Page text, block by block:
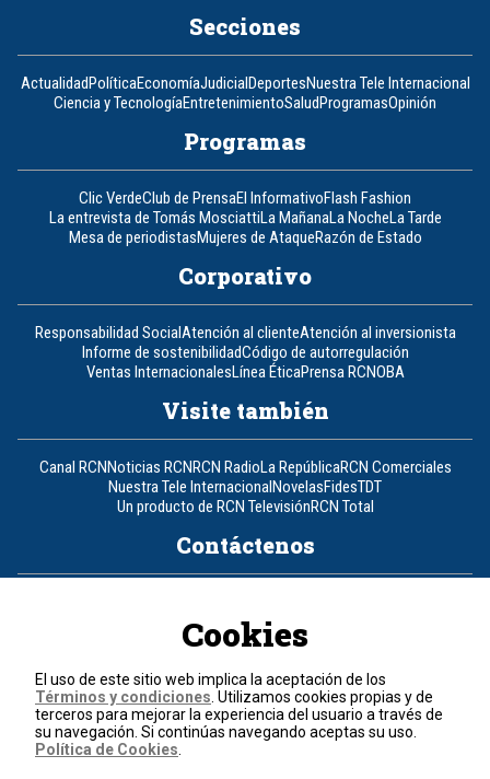
Secciones
ActualidadPolíticaEconomíaJudicialDeportesNuestra Tele Internacional
Ciencia y TecnologíaEntretenimientoSaludProgramasOpinión
Programas
Clic VerdeClub de PrensaEl InformativoFlash Fashion
La entrevista de Tomás MosciattiLa MañanaLa NocheLa Tarde
Mesa de periodistasMujeres de AtaqueRazón de Estado
Corporativo
Responsabilidad SocialAtención al clienteAtención al inversionista
Informe de sostenibilidadCódigo de autorregulación
Ventas InternacionalesLínea ÉticaPrensa RCNOBA
Visite también
Canal RCNNoticias RCNRCN RadioLa RepúblicaRCN Comerciales
Nuestra Tele InternacionalNovelasFidesTDT
Un producto de RCN TelevisiónRCN Total
Contáctenos
Política de cookies
Términos y condiciones
© 2026, RCN Medios.
Todos los derechos reservados.
Cookies
El uso de este sitio web implica la aceptación de los
Términos y condiciones . Utilizamos cookies propias y de
terceros para mejorar la experiencia del usuario a través de
su navegación. Si continúas navegando aceptas su uso.
Política de Cookies